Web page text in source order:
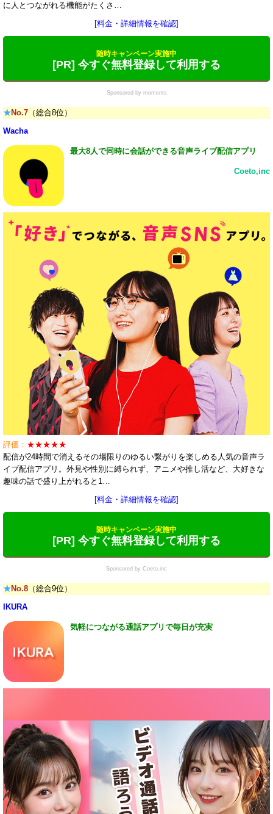
に人とつながれる機能がたくさ…
[料金・詳細情報を確認]
随時キャンペーン実施中
[PR] 今すぐ無料登録して利用する
Sponsored by moments
★No.7 （総合8位）
Wacha
最大8人で同時に会話ができる音声ライブ配信アプリ
Coeto,inc
評価： ★★★★★
配信が24時間で消えるその場限りのゆるい繋がりを楽しめる人気の音声ラ
イブ配信アプリ。外見や性別に縛られず、アニメや推し活など、大好きな
趣味の話で盛り上がれると1…
[料金・詳細情報を確認]
随時キャンペーン実施中
[PR] 今すぐ無料登録して利用する
Sponsored by Coeto,inc
★No.8 （総合9位）
IKURA
気軽につながる通話アプリで毎日が充実